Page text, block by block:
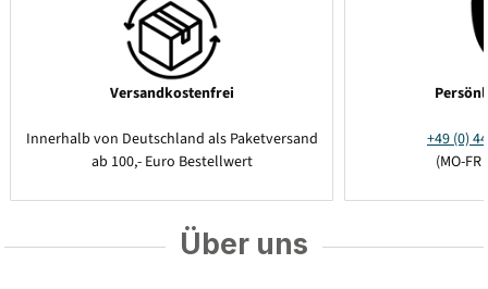
Versandkostenfrei
Innerhalb von Deutschland als Paketversand
ab 100,- Euro Bestellwert
+49 (0)
(MO-
Über uns